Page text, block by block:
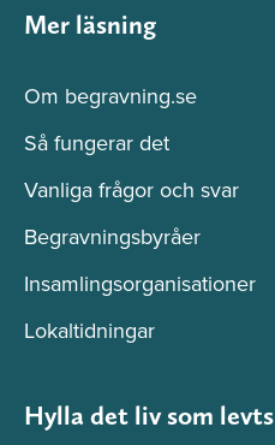
Mer läsning
Om begravning.se
Så fungerar det
Vanliga frågor och svar
Begravningsbyråer
Insamlingsorganisationer
Lokaltidningar
Hylla det liv som levts